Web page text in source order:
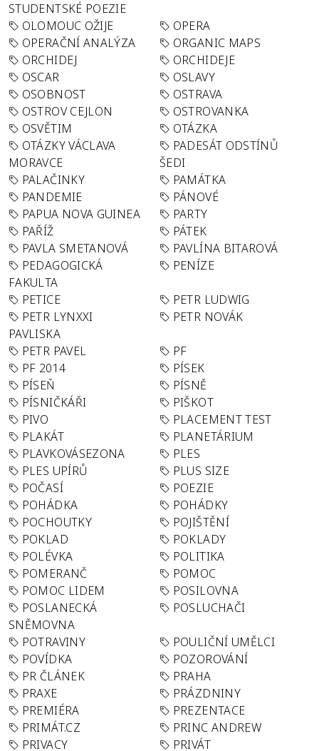
STUDENTSKÉ POEZIE
OLOMOUC OŽIJE
OPERA
OPERAČNÍ ANALÝZA
ORGANIC MAPS
ORCHIDEJ
ORCHIDEJE
OSCAR
OSLAVY
OSOBNOST
OSTRAVA
OSTROV CEJLON
OSTROVANKA
OSVĚTIM
OTÁZKA
OTÁZKY VÁCLAVA
MORAVCE
PADESÁT ODSTÍNŮ
ŠEDI
PALAČINKY
PAMÁTKA
PANDEMIE
PÁNOVÉ
PAPUA NOVA GUINEA
PARTY
PAŘÍŽ
PÁTEK
PAVLA SMETANOVÁ
PAVLÍNA BITAROVÁ
PEDAGOGICKÁ
FAKULTA
PENÍZE
PETICE
PETR LUDWIG
PETR LYNXXI
PAVLISKA
PETR NOVÁK
PETR PAVEL
PF
PF 2014
PÍSEK
PÍSEŇ
PÍSNĚ
PÍSNIČKÁŘI
PIŠKOT
PIVO
PLACEMENT TEST
PLAKÁT
PLANETÁRIUM
PLAVKOVÁSEZONA
PLES
PLES UPÍRŮ
PLUS SIZE
POČASÍ
POEZIE
POHÁDKA
POHÁDKY
POCHOUTKY
POJIŠTĚNÍ
POKLAD
POKLADY
POLÉVKA
POLITIKA
POMERANČ
POMOC
POMOC LIDEM
POSILOVNA
POSLANECKÁ
SNĚMOVNA
POSLUCHAČI
POTRAVINY
POULIČNÍ UMĚLCI
POVÍDKA
POZOROVÁNÍ
PR ČLÁNEK
PRAHA
PRAXE
PRÁZDNINY
PREMIÉRA
PREZENTACE
PRIMÁT.CZ
PRINC ANDREW
PRIVACY
PRIVÁT